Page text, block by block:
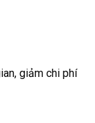
giảm chi phí